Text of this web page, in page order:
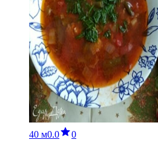
40 м0.0 0